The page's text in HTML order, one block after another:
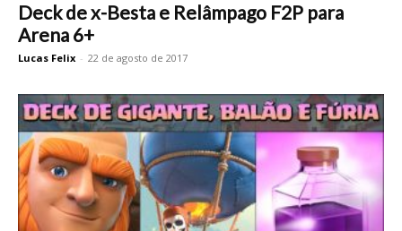
Deck de x-Besta e Relâmpago F2P para
Arena 6+
Lucas Felix - 22 de agosto de 2017